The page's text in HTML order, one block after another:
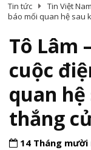
Tin tức Tin Việt Nam
báo mối quan hệ sau
Tô Lâm
cuộc
quan
thắng
14 Tháng